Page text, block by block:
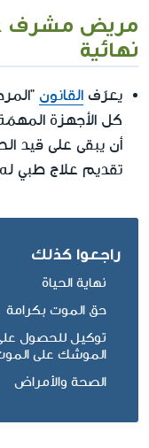
مريض مشرف
نهائية
يعرّف القانون
كل الأجهزة
أن يبقى على قيد
تقديم علاج طبي
راجعوا كذلك
نهاية الحياة
حق الموت بكرامة
توكيل للحصول
الموشك على
الصحة والأمراض